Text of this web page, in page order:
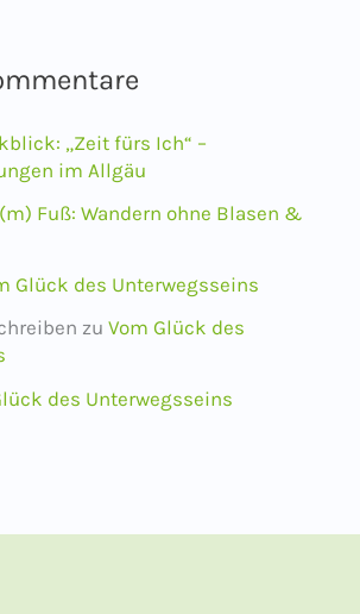
„Zeit fürs Ich“ –
im Allgäu
Fuß: Wandern ohne Blasen &
Glück des Unterwegsseins
zuVom Glück des
des Unterwegsseins